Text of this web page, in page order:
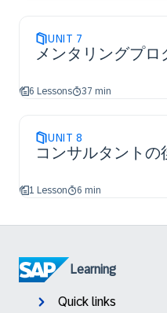
UNIT 7
メンタリングプロ
6 Lessons 37 min
UNIT 8
コンサルタントの
1 Lesson 6 min
Learning
Quick links